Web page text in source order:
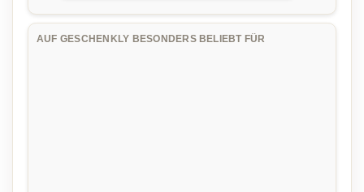
AUF GESCHENKLY BESONDERS BELIEBT FÜR